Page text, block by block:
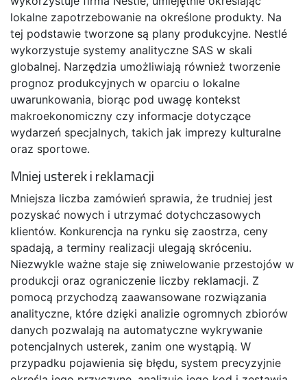
lokalne zapotrzebowanie na określone produkty. Na
tej podstawie tworzone są plany produkcyjne. Nestlé
wykorzystuje systemy analityczne SAS w skali
globalnej. Narzędzia umożliwiają również tworzenie
prognoz produkcyjnych w oparciu o lokalne
uwarunkowania, biorąc pod uwagę kontekst
makroekonomiczny czy informacje dotyczące
wydarzeń specjalnych, takich jak imprezy kulturalne
oraz sportowe.
Mniej usterek i reklamacji
Mniejsza liczba zamówień sprawia, że trudniej jest
pozyskać nowych i utrzymać dotychczasowych
klientów. Konkurencja na rynku się zaostrza, ceny
spadają, a terminy realizacji ulegają skróceniu.
Niezwykle ważne staje się zniwelowanie przestojów w
produkcji oraz ograniczenie liczby reklamacji. Z
pomocą przychodzą zaawansowane rozwiązania
analityczne, które dzięki analizie ogromnych zbiorów
danych pozwalają na automatyczne wykrywanie
potencjalnych usterek, zanim one wystąpią. W
przypadku pojawienia się błędu, system precyzyjnie